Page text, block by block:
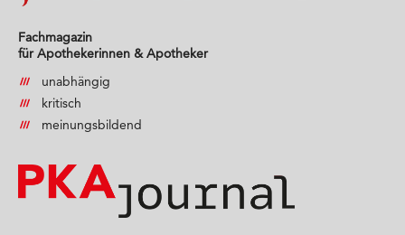
Fachmagazin
für Apothekerinnen & Apotheker
unabhängig
kritisch
meinungsbildend